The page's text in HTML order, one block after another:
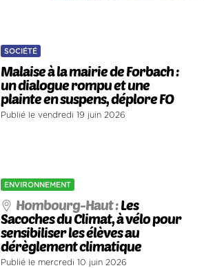
SOCIÉTÉ
Malaise à la mairie de Forbach :
un dialogue rompu et une
plainte en suspens, déplore FO
Publié le vendredi 19 juin 2026
ENVIRONNEMENT
Hombourg-Haut :Les
Sacoches du Climat, à vélo pour
sensibiliser les élèves au
dérèglement climatique
Publié le mercredi 10 juin 2026